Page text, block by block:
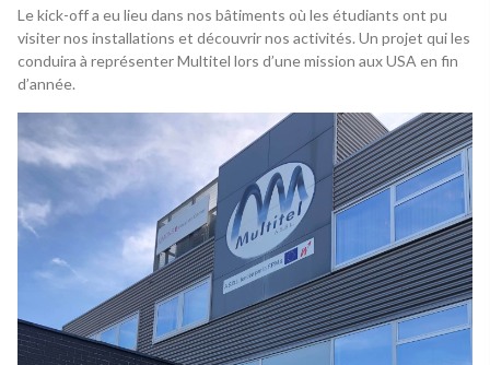
Le kick-off a eu lieu dans nos bâtiments où les étudiants ont pu
visiter nos installations et découvrir nos activités. Un projet qui les
conduira à représenter Multitel lors d’une mission aux USA en fin
d’année.